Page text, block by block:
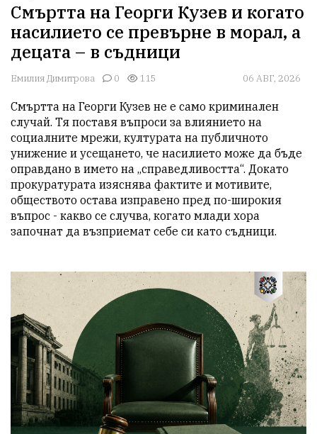
Смъртта на Георги Кузев и когато
насилието се превърне в морал, а
децата – в съдници
Емилия Димитрова 0 115 06 АВГ, 2026
Смъртта на Георги Кузев не е само криминален
случай. Тя поставя въпроси за влиянието на
социалните мрежи, културата на публичното
унижение и усещането, че насилието може да бъде
оправдано в името на „справедливостта“. Докато
прокуратурата изяснява фактите и мотивите,
обществото остава изправено пред по-широкия
въпрос - какво се случва, когато млади хора
започнат да възприемат себе си като съдници.